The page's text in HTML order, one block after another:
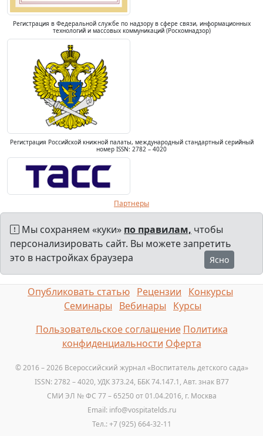
Регистрация в Федеральной службе по надзору в сфере связи, информационных
технологий и массовых коммуникаций (Роскомнадзор)
Регистрация Российской книжной палаты, международный стандартный серийный
номер ISSN: 2782 – 4020
Партнеры
Мы сохраняем «куки» по правилам, чтобы
персонализировать сайт. Вы можете запретить
это в настройках браузера
Ясно
Опубликовать статью Рецензии
Конкурсы
Семинары
Вебинары
Курсы
Пользовательское соглашение Политика
конфиденциальности Оферта
© 2016 – 2026 Всероссийский журнал «Воспитатель детского сада»
ISSN: 2782 – 4020, УДК 373.24, ББК 74.147.1, Авт. знак B77
СМИ ЭЛ № ФС 77 – 65250 от 01.04.2016, г. Москва
Email: info@vospitatelds.ru
Тел.: +7 (925) 664-32-11